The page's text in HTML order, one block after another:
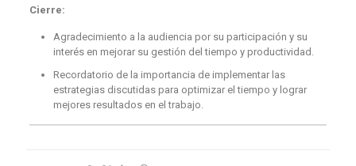
Cierre:
Agradecimiento a la audiencia por su participación y su
interés en mejorar su gestión del tiempo y productividad.
Recordatorio de la importancia de implementar las
estrategias discutidas para optimizar el tiempo y lograr
mejores resultados en el trabajo.